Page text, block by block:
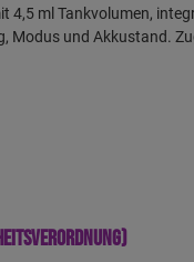
ml Tankvolumen,
Modus und Akkustand.